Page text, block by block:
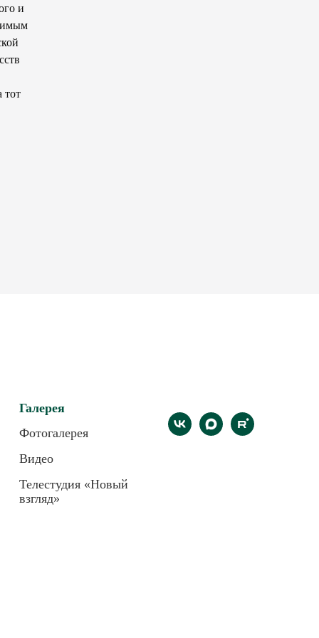
и
тот
Галерея
Фотогалерея
Видео
Телестудия «Новый
взгляд»